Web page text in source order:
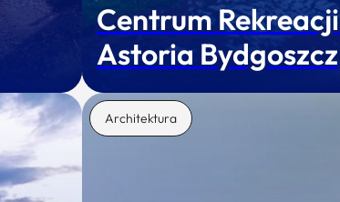
Centrum Rekreacji
Astoria Bydgoszcz
Architektura